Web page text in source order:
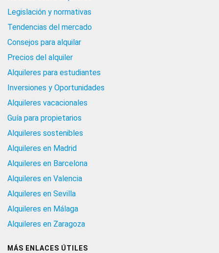
Legislación y normativas
Tendencias del mercado
Consejos para alquilar
Precios del alquiler
Alquileres para estudiantes
Inversiones y Oportunidades
Alquileres vacacionales
Guía para propietarios
Alquileres sostenibles
Alquileres en Madrid
Alquileres en Barcelona
Alquileres en Valencia
Alquileres en Sevilla
Alquileres en Málaga
Alquileres en Zaragoza
MÁS ENLACES ÚTILES